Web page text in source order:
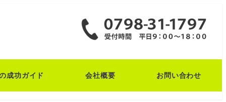
成功ガイド 会社概要 お問い合わせ